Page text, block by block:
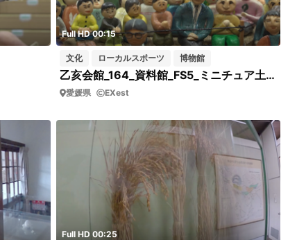
Full HD 00:15
文化 ローカルスポーツ 博物館
乙亥会館_164_資料館_FS5_ミニチュア土俵_アップ_短02
愛媛県 EXest
Full HD 00:25